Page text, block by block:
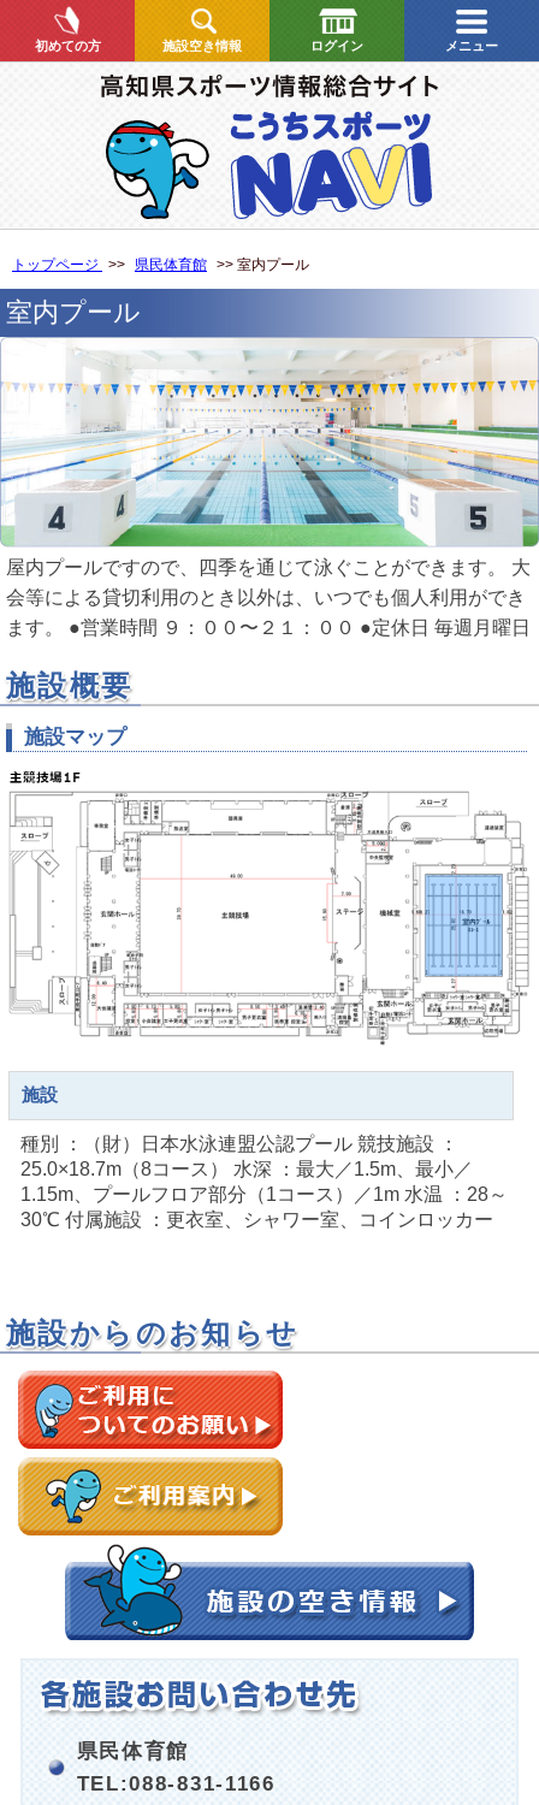
初めての方 施設空き情報 ログイン メニュー
トップページ >> 県民体育館 >> 室内プール
室内プール
屋内プールですので、四季を通じて泳ぐことができます。 大
会等による貸切利用のとき以外は、いつでも個人利用ができ
ます。 ●営業時間 ９：００〜２１：００ ●定休日 毎週月曜日
施設概要
施設マップ
施設
種別 ：（財）日本水泳連盟公認プール 競技施設 ：
25.0×18.7m（8コース） 水深 ：最大／1.5m、最小／
1.15m、プールフロア部分（1コース）／1m 水温 ：28～
30℃ 付属施設 ：更衣室、シャワー室、コインロッカー
施設からのお知らせ
県民体育館
TEL:088-831-1166